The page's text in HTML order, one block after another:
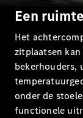
Shooting
Brake
Elektrisch
CLA
Shooting
Brake
C-Klasse
Break
C-Klasse
Een
Het
zitplaatsen
bekerhouders,
onder de
functionele